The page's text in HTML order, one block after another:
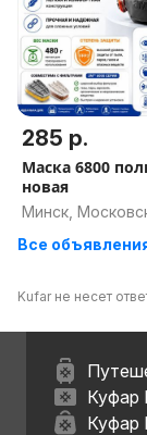
285 р.
Маска 6800
новая
Минск,
Все
Kufar не несет
Куфар
Куфар